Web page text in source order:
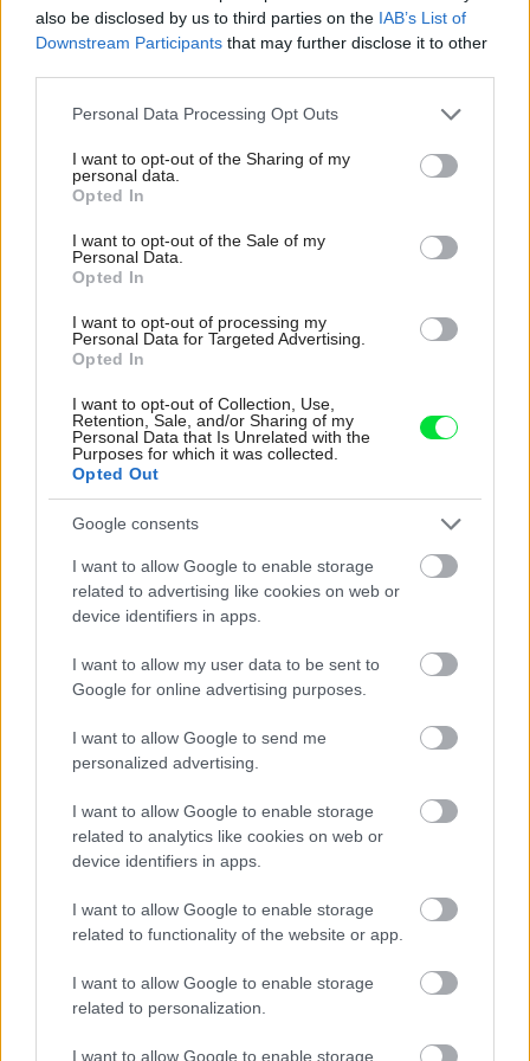
also be disclosed by us to third parties on the IAB’s List of
Downstream Participants that may further disclose it to other
Please note that this website/app uses one or more Google
not limited to your visit or usage behaviour. You may click to
grant or deny consent to Google and its third-party tags to
use your data for below specified purposes in below Google
consent section.
Personal Data Processing Opt Outs
I want to opt-out of the Sharing of my
personal data.
Opted In
I want to opt-out of the Sale of my
Personal Data.
Opted In
I want to opt-out of processing my
Personal Data for Targeted Advertising.
Opted In
I want to opt-out of Collection, Use,
Retention, Sale, and/or Sharing of my
Personal Data that Is Unrelated with the
Purposes for which it was collected.
Opted Out
Google consents
I want to allow Google to enable storage
related to advertising like cookies on web or
device identifiers in apps.
I want to allow my user data to be sent to
Google for online advertising purposes.
I want to allow Google to send me
personalized advertising.
I want to allow Google to enable storage
related to analytics like cookies on web or
device identifiers in apps.
I want to allow Google to enable storage
related to functionality of the website or app.
I want to allow Google to enable storage
related to personalization.
I want to allow Google to enable storage
Pridajte túto surovinu do prania, obliečky budú
hladšie a pevnejšie. Starý trik z hotelov poznali už
Za nenápadnou fasádou sa skrýva miesto
perfektný relax
Inšpirácie
spálňa,textil,sivá
Najnovšie príspevky
Re: Takto sa rieši málo úložného miesta. V tomto byte
stačil jeden prvok | Môjdom.sk
My napríklad labky utierame hneď pri dverách a doma pred dvere
používame tyčový ETA Terier…
Re: Takto sa rieši málo úložného miesta. V tomto byte
stačil jeden prvok | Môjdom.sk
Dizajn je to nádherný, tá brezová preglejka a čisté línie vyzerajú super.